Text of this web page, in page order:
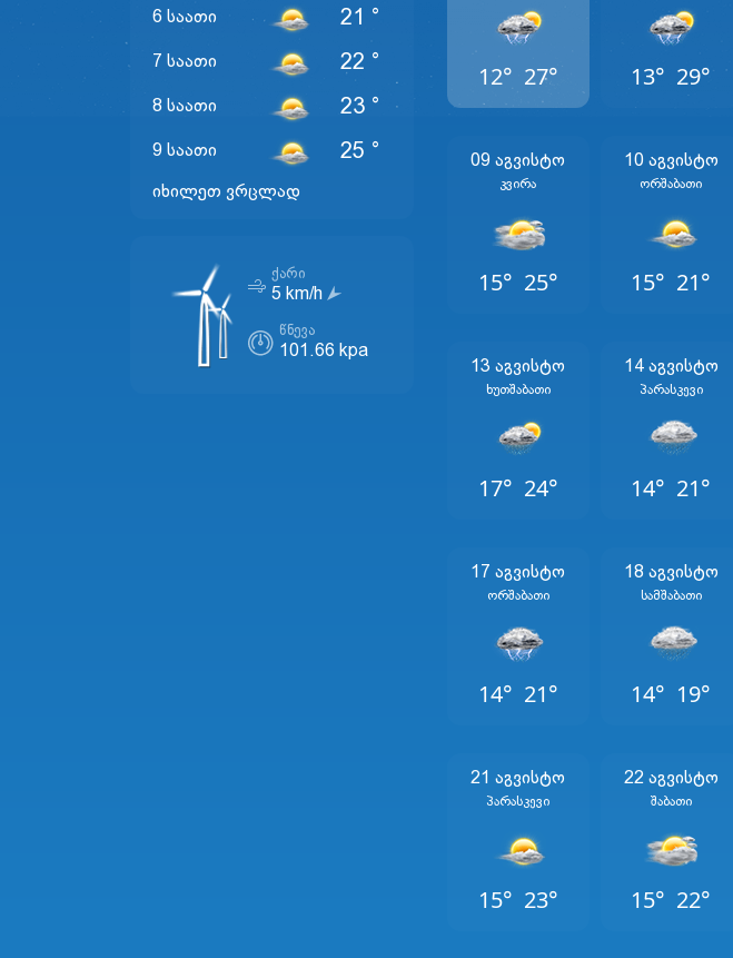
6 საათი 21 °
7 საათი 22 °
8 საათი 23 °
9 საათი 25 °
იხილეთ ვრცლად
ᲥᲐᲠᲘ
5 km/h
ᲬᲜᲔᲕᲐ
101.66 kpa
12° 27° 13° 29°
09 Აგვისტო
Კვირა
15° 25°
10 Აგვისტო
Ორშაბათი
15° 21°
13 Აგვისტო
Ხუთშაბათი
17° 24°
14 Აგვისტო
Პარასკევი
14° 21°
17 Აგვისტო
Ორშაბათი
14° 21°
18 Აგვისტო
Სამშაბათი
14° 19°
21 Აგვისტო
Პარასკევი
15° 23°
22 Აგვისტო
Შაბათი
15° 22°